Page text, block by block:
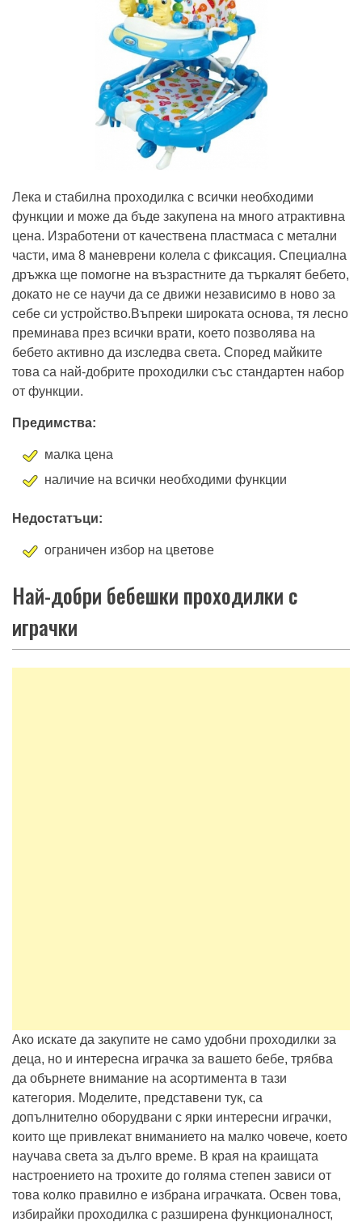
Лека и стабилна проходилка с всички необходими
функции и може да бъде закупена на много атрактивна
цена. Изработени от качествена пластмаса с метални
части, има 8 маневрени колела с фиксация. Специална
дръжка ще помогне на възрастните да търкалят бебето,
докато не се научи да се движи независимо в ново за
себе си устройство.Въпреки широката основа, тя лесно
преминава през всички врати, което позволява на
бебето активно да изследва света. Според майките
това са най-добрите проходилки със стандартен набор
от функции.
Предимства:
малка цена
наличие на всички необходими функции
Недостатъци:
ограничен избор на цветове
Най-добри бебешки проходилки с
играчки
Ако искате да закупите не само удобни проходилки за
деца, но и интересна играчка за вашето бебе, трябва
да обърнете внимание на асортимента в тази
категория. Моделите, представени тук, са
допълнително оборудвани с ярки интересни играчки,
които ще привлекат вниманието на малко човече, което
научава света за дълго време. В края на краищата
настроението на трохите до голяма степен зависи от
това колко правилно е избрана играчката. Освен това,
избирайки проходилка с разширена функционалност,